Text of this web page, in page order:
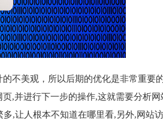
不美观，所以后期的优化是非常重要
,并进行下一步的操作,这就需要分析
,让人根本不知道在哪里看,另外,网站